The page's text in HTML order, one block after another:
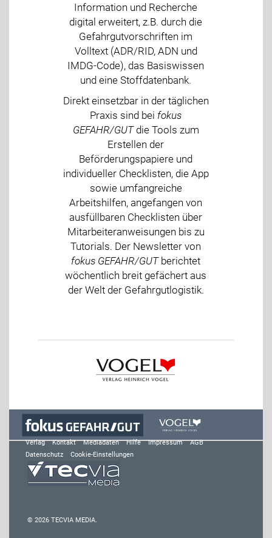
Information und Recherche
digital erweitert, z.B. durch die
Gefahrgutvorschriften im
Volltext (ADR/RID, ADN und
IMDG-Code), das Basiswissen
und eine Stoffdatenbank.
Direkt einsetzbar in der täglichen
Praxis sind bei fokus
GEFAHR/GUTdie Tools zum
Erstellen der
Beförderungspapiere und
individueller Checklisten, die App
sowie umfangreiche
Arbeitshilfen, angefangen von
ausfüllbaren Checklisten über
Mitarbeiteranweisungen bis zu
Tutorials. Der Newsletter von
fokus GEFAHR/GUTberichtet
wöchentlich breit gefächert aus
der Welt der Gefahrgutlogistik.
Verlag Kontakt Mediadaten Hilfe Impressum
AGB
Datenschutz
Cookie-Einstellungen
© 2026 TECVIA MEDIA.